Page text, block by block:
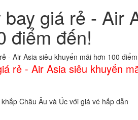
bay giá rẻ - Air
điểm đến!
rẻ - Air Asia siêu khuyến
Châu Âu và Úc với giá vé hấp dẫn